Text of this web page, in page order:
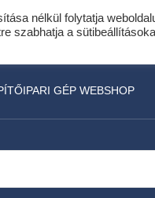
% THM-el 10
egy
GÉP WEBSHOP
nélkül folytatja
szabhatja a